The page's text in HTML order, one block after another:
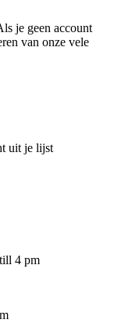
je geen account
van onze vele
uit je lijst
4 pm